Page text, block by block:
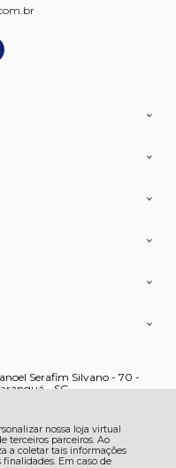
nossa loja virtual
terceiros parceiros. Ao
a coletar tais informações
Em caso de
Serafim Silvano - 70 -
- SC